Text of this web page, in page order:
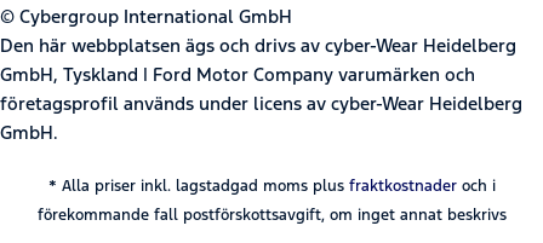
© Cybergroup International GmbH
Den här webbplatsen ägs och drivs av cyber-Wear Heidelberg
GmbH, Tyskland | Ford Motor Company varumärken och
företagsprofil används under licens av cyber-Wear Heidelberg
GmbH.
* Alla priser inkl. lagstadgad moms plus fraktkostnaderoch i
förekommande fall postförskottsavgift, om inget annat beskrivs